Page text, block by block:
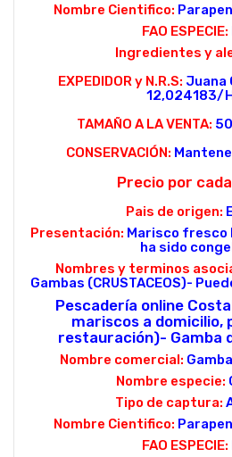
Nombre Cientifico:
FAO ESPECIE:
Ingredientes y
EXPEDIDOR y N.R.S: Juana
12,024183/
TAMAÑO A LA VENTA:
CONSERVACIÓN:
Precio por
Pais de origen:
Presentación: Marisco fresco
ha sido
Nombres y terminos
Gambas (CRUSTACEOS)-
Pescadería online
mariscos a domicilio,
restauración)- Gamba
Nombre comercial:
Nombre especie:
Tipo de captura:
Nombre Cientifico:
FAO ESPECIE: